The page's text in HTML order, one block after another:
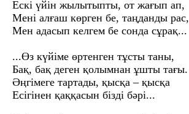
Ескі үйін жылытыпты, от жағып ап,
Мені алғаш көрген бе, таңданды рас,
Мен адасып келгем бе сонда сұрақ...
...Өз күйіме өртенген тұсты таны,
Бақ, бақ деген қолымнан ұшты тағы.
Әңгімеге тартады, қысқа – қысқа
Есігінен қаққасын бізді бәрі...